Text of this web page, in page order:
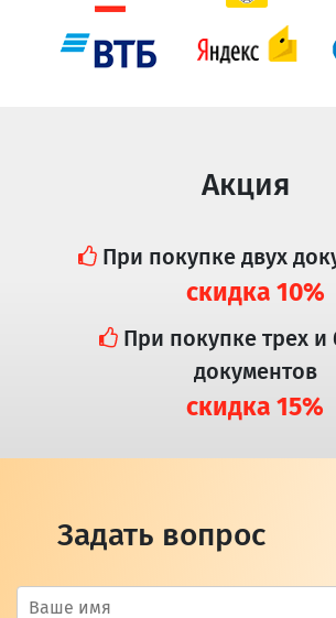
Акция
При покупке двух
скидка 10%
При покупке трех и
документов
скидка 15%
Задать вопрос